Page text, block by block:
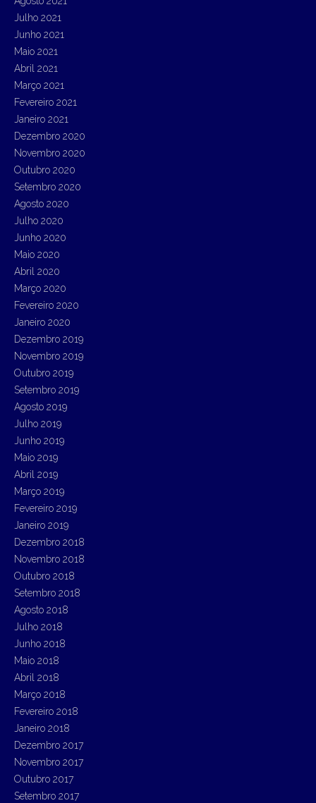
Julho 2021
Junho 2021
Maio 2021
Abril 2021
Março 2021
Fevereiro 2021
Janeiro 2021
Dezembro 2020
Novembro 2020
Outubro 2020
Setembro 2020
Agosto 2020
Julho 2020
Junho 2020
Maio 2020
Abril 2020
Março 2020
Fevereiro 2020
Janeiro 2020
Dezembro 2019
Novembro 2019
Outubro 2019
Setembro 2019
Agosto 2019
Julho 2019
Junho 2019
Maio 2019
Abril 2019
Março 2019
Fevereiro 2019
Janeiro 2019
Dezembro 2018
Novembro 2018
Outubro 2018
Setembro 2018
Agosto 2018
Julho 2018
Junho 2018
Maio 2018
Abril 2018
Março 2018
Fevereiro 2018
Janeiro 2018
Dezembro 2017
Novembro 2017
Outubro 2017
Setembro 2017